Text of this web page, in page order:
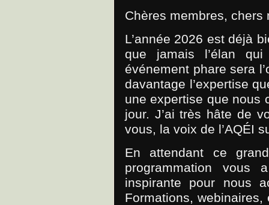
Chères membres, chers
L’année 2026 est déjà
que jamais l’élan
événement phare sera
davantage l’expertise
une expertise que nous
jour. J’ai très hâte de
vous, la voix de l’AQÉI
En attendant ce
programmation vous
inspirante pour nous
Formations,